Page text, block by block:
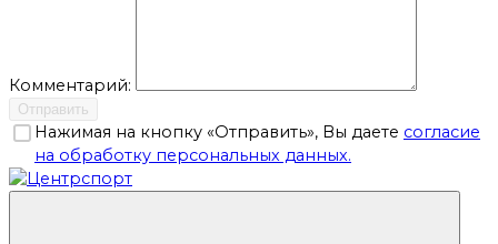
Комментарий:
Отправить
Нажимая на кнопку «Отправить», Вы даете согласие
на обработку персональных данных.